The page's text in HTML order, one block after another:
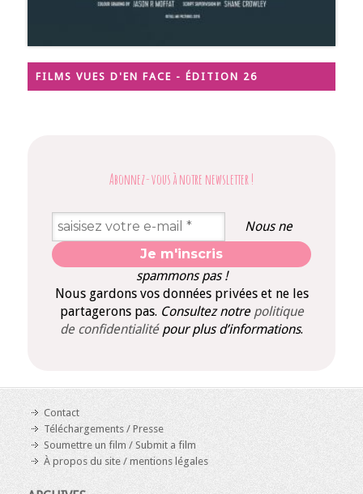
FILMS VUES D'EN FACE - ÉDITION 26
Abonnez-vous à notre newsletter !
Nous ne
spammons pas !
Nous gardons vos données privées et ne les
partagerons pas. Consultez notre politique
de confidentialité pour plus d’informations.
Contact
Téléchargements / Presse
Soumettre un film / Submit a film
À propos du site / mentions légales